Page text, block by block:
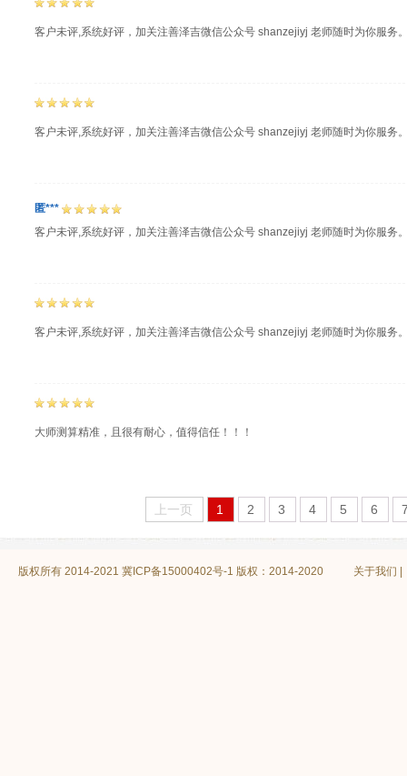
客户未评,系统好评，加关注善泽吉微信公众号 shanzejiyj 老师随时为你服务
客户未评,系统好评，加关注善泽吉微信公众号 shanzejiyj 老师随时为你服务
匿***
客户未评,系统好评，加关注善泽吉微信公众号 shanzejiyj 老师随时为你服务
客户未评,系统好评，加关注善泽吉微信公众号 shanzejiyj 老师随时为你服务
大师测算精准，且很有耐心，值得信任！！！
上一页 1 2 3 4 5 6
版权所有 2014-2021 冀ICP备15000402号-1 版权：2014-2020 关于我们